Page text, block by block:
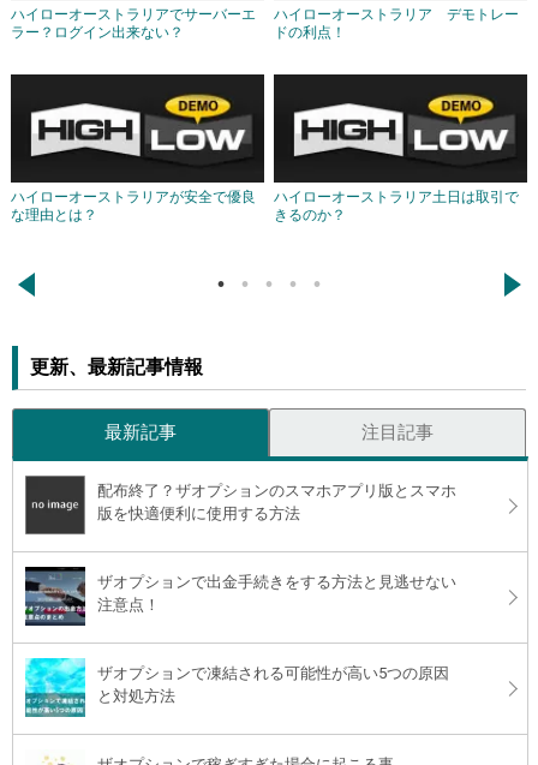
ハイローオーストラリアでサーバーエ
ラー？ログイン出来ない？
ハイローオーストラリア デモトレー
ドの利点！
ハイローオーストラリアが安全で優良
な理由とは？
ハイローオーストラリア土日は取引で
きるのか？
← →
更新、最新記事情報
最新記事 注目記事
配布終了？ザオプションのスマホアプリ版とスマホ
版を快適便利に使用する方法
ザオプションで出金手続きをする方法と見逃せない
注意点！
ザオプションで凍結される可能性が高い5つの原因
と対処方法